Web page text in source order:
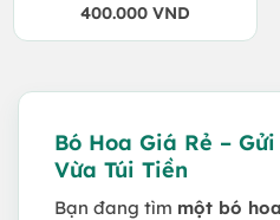
400.000 VND
Bó Hoa Giá Rẻ –
Vừa Túi Tiền
Bạn đang tìm một bó